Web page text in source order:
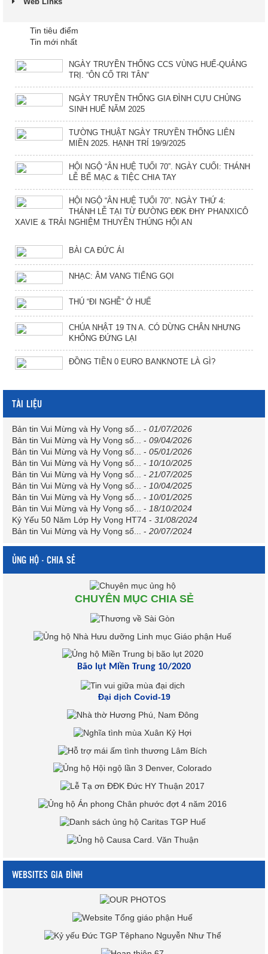
Tin tiêu điểm
Tin mới nhất
NGÀY TRUYỀN THỐNG CCS VÙNG HUẾ-QUẢNG
TRỊ. “ÔN CỐ TRI TÂN”
NGÀY TRUYỀN THỐNG GIA ĐÌNH CỰU CHỦNG
SINH HUẾ NĂM 2025
TƯỜNG THUẬT NGÀY TRUYỀN THỐNG LIÊN
MIỀN 2025. HẠNH TRÍ 19/9/2025
HỘI NGỘ “ÂN HUỆ TUỔI 70”. NGÀY CUỐI: THÁNH
LỄ BẾ MẠC & TIỆC CHIA TAY
HỘI NGỘ “ÂN HUỆ TUỔI 70”. NGÀY THỨ 4:
THÁNH LỄ TẠI TỪ ĐƯỜNG ĐĐK ĐHY PHANXICÔ
XAVIE & TRẢI NGHIỆM THUYỀN THÚNG HỘI AN
BÀI CA ĐỨC ÁI
NHẠC: ÂM VANG TIẾNG GỌI
THÚ “ĐI NGHỄ” Ở HUẾ
CHÚA NHẬT 19 TN A. CÓ DỪNG CHÂN NHƯNG
KHÔNG ĐỨNG LẠI
ĐỒNG TIỀN 0 EURO BANKNOTE LÀ GÌ?
TÀI LIỆU
Bản tin Vui Mừng và Hy Vọng số... - 01/07/2026
Bản tin Vui Mừng và Hy Vọng số...
- 09/04/2026
Bản tin Vui Mừng và Hy Vọng số...
- 05/01/2026
Bản tin Vui Mừng và Hy Vọng số...
- 10/10/2025
Bản tin Vui Mừng và Hy Vọng số...
- 21/07/2025
Bản tin Vui Mừng và Hy Vọng số...
- 10/04/2025
Bản tin Vui Mừng và Hy Vọng số...
- 10/01/2025
Bản tin Vui Mừng và Hy Vọng số...
- 18/10/2024
Kỷ Yếu 50 Năm Lớp Hy Vọng HT74 - 31/08/2024
Bản tin Vui Mừng và Hy Vọng số...
- 20/07/2024
ỦNG HỘ - CHIA SẺ
CHUYÊN MỤC CHIA SẺ
Bão lụt Miền Trung 10/2020
Đại dịch Covid-19
WEBSITES GIA ĐÌNH